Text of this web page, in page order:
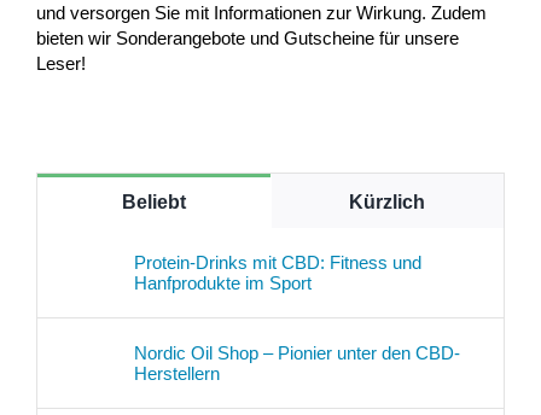
und versorgen Sie mit Informationen zur Wirkung. Zudem
bieten wir Sonderangebote und Gutscheine für unsere
Leser!
Beliebt Kürzlich
Protein-Drinks mit CBD: Fitness und
Hanfprodukte im Sport
Nordic Oil Shop – Pionier unter den CBD-
Herstellern